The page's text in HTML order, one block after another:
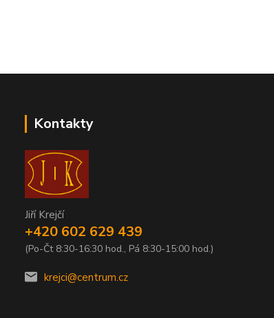
Kontakty
Jiří Krejčí
+420 602 629 439
(Po-Čt 8:30-16:30 hod., Pá 8:30-15:00 hod.)
krejci@centrum.cz